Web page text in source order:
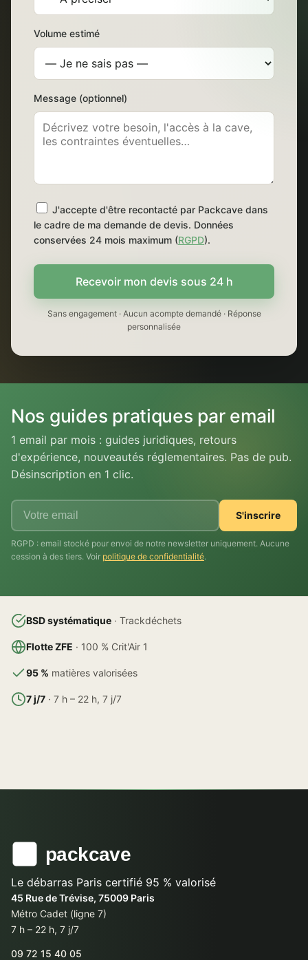
Volume estimé
Message (optionnel)
J'accepte d'être recontacté par Packcave dans
le cadre de ma demande de devis. Données
conservées 24 mois maximum (RGPD).
Recevoir mon devis sous 24 h
Sans engagement · Aucun acompte demandé · Réponse
personnalisée
Nos guides pratiques par email
1 email par mois : guides juridiques, retours
d'expérience, nouveautés réglementaires. Pas de pub.
Désinscription en 1 clic.
S'inscrire
RGPD : email stocké pour envoi de notre newsletter uniquement. Aucune
cession à des tiers. Voir politique de confidentialité.
BSD systématique · Trackdéchets
Flotte ZFE · 100 % Crit'Air 1
95 % matières valorisées
7 j/7 · 7 h – 22 h, 7 j/7
Le débarras Paris certifié 95 % valorisé
45 Rue de Trévise, 75009 Paris
Métro Cadet (ligne 7)
7 h – 22 h, 7 j/7
09 72 15 40 05